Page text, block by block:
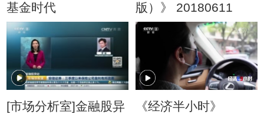
基金时代
版）》 20180611
[市场分析室]金融股异
《经济半小时》